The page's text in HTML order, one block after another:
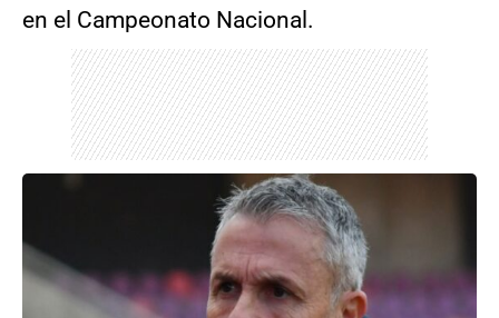
en el Campeonato Nacional.